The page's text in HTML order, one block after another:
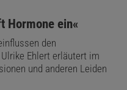
Hormone ein«
den
Ehlert erläutert im
und anderen Leiden